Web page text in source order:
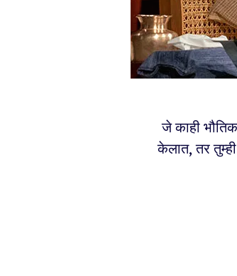
जे काही
केलात, तर